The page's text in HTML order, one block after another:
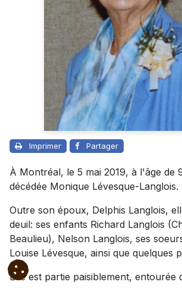
Imprimer Partager
À Montréal, le 5 mai 2019, à l'âge de
décédée Monique Lévesque-Langlois.
Outre son époux, Delphis Langlois,
deuil: ses enfants Richard Langlois
Beaulieu), Nelson Langlois, ses
Louise Lévesque, ainsi que quelques
Elle est partie paisiblement, entourée